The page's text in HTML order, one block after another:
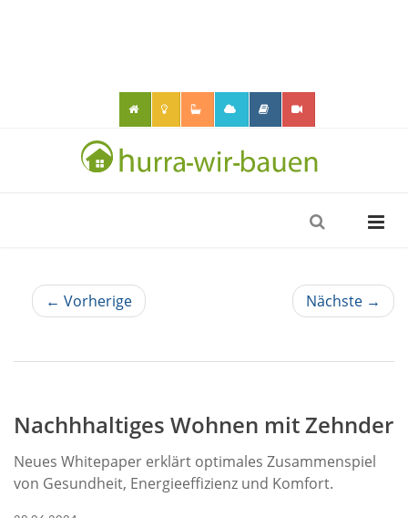
← Vorherige Nächste →
Nachhhaltiges Wohnen mit Zehnder
Neues Whitepaper erklärt optimales Zusammenspiel
von Gesundheit, Energieeffizienz und Komfort.